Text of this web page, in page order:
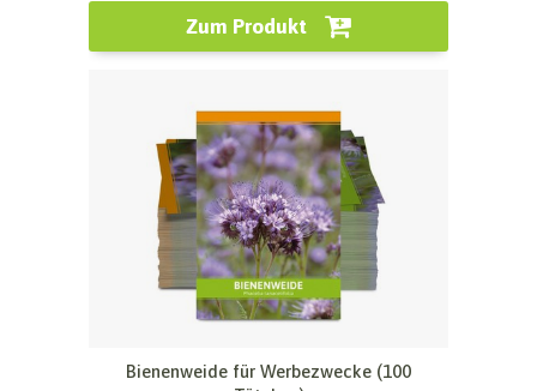
Zum Produkt
Bienenweide für Werbezwecke (100